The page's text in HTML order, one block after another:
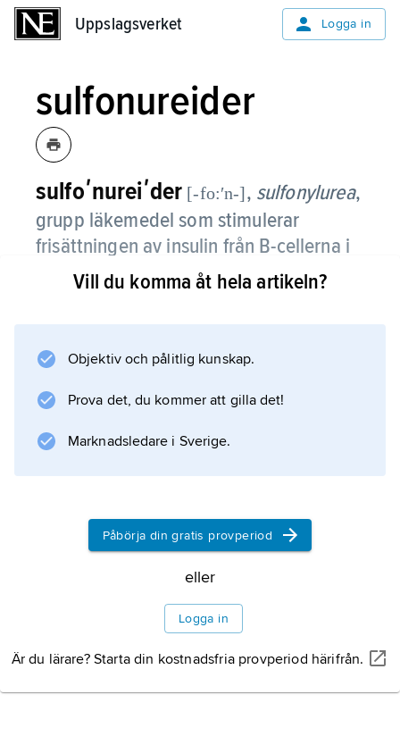
Uppslagsverket Logga in
sulfonureider
sulfoʹnureiʹder [-fo:ʹn-], sulfonylurea,
grupp läkemedel som stimulerar
frisättningen av insulin från B-cellerna i
bukspottkörtelns cellöar och därigenom
diabetes.
Se
diabetes
.
Information om artikeln
Vill du komma åt hela artikeln?
Objektiv och pålitlig kunskap.
Prova det, du kommer att gilla det!
Marknadsledare i Sverige.
Påbörja din gratis provperiod
eller
Logga in
Är du lärare? Starta din kostnadsfria provperiod härifrån.